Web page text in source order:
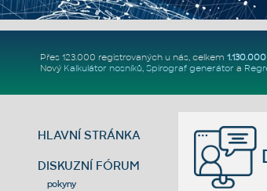
Přes 123.000 registrovaných u nás, celkem 1.130.000
Nový Kalkulátor nosníků, Spirograf generátor a
HLAVNÍ STRÁNKA
DISKUZNÍ FÓRUM
pokyny